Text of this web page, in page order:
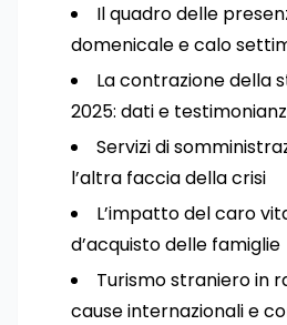
Il quadro delle
domenicale e calo
La contrazione della
2025: dati e
Servizi di
l’altra faccia della crisi
L’impatto del caro
d’acquisto delle famiglie
Turismo straniero in
cause internazionali e